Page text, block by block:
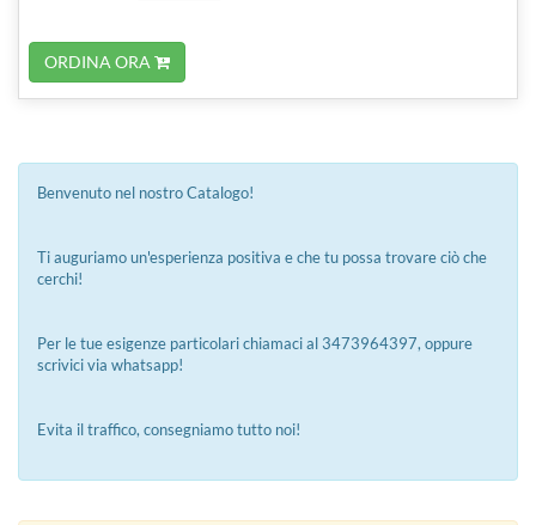
ORDINA ORA
Benvenuto nel nostro Catalogo!
Ti auguriamo un'esperienza positiva e che tu possa trovare ciò che
cerchi!
Per le tue esigenze particolari chiamaci al 3473964397, oppure
scrivici via whatsapp!
Evita il traffico, consegniamo tutto noi!